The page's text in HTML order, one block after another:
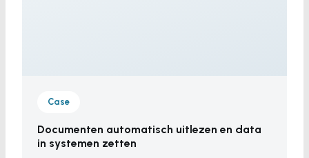
Case
Documenten automatisch uitlezen en data
in systemen zetten